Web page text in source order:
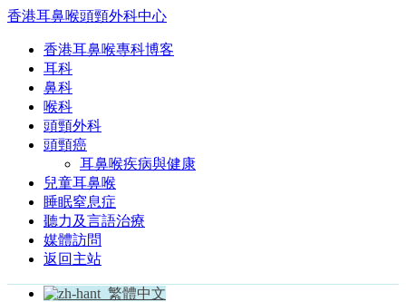
香港耳鼻喉頭頸外科中心
香港耳鼻喉專科博客
耳科
鼻科
喉科
頭頸外科
頭頸癌
耳鼻喉疾病與健康
兒童耳鼻喉
睡眠窒息症
聽力及言語治療
媒體訪問
返回主站
繁體中文